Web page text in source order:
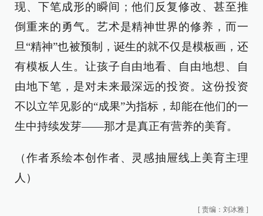
现、下笔成形的瞬间；他们反复修改、甚至推
倒重来的勇气。艺术是精神世界的修养，而一
旦“精神”也被预制，诞生的就不仅是模板画，还
有模板人生。让孩子自由地看、自由地想、自
由地下笔，是对未来最深远的投资。这份投资
不以立竿见影的“成果”为指标，却能在他们的一
生中持续发芽——那才是真正有营养的美育。
（作者系绘本创作者、灵感抽屉线上美育主理
人）
[ 责编：刘冰雅 ]